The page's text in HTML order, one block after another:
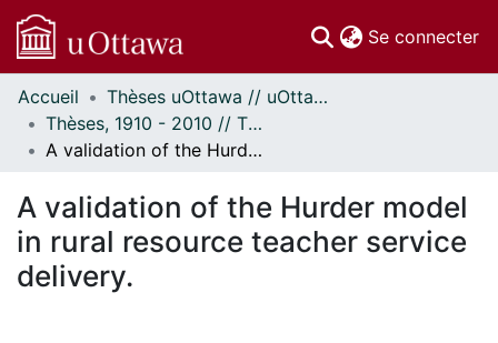
Se connecter
Communautés
et collections
Parcourir
À propos
Accueil
Thèses uOttawa // uOttawa Theses
Thèses, 1910 - 2010 // Theses, 1910 - 2010
A validation of the Hurder model in rural resource teacher service delivery.
A validation of the Hurder model
in rural resource teacher service
delivery.